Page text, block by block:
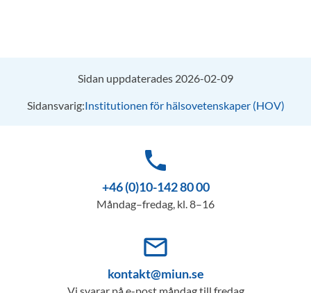
Sidan uppdaterades 2026-02-09
Sidansvarig:Institutionen för hälsovetenskaper (HOV)
phone
+46 (0)10-142 80 00
Måndag–fredag, kl. 8–16
mail_outline
kontakt@miun.se